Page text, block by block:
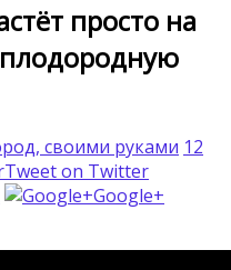
просто на
плодородную
своими руками 12
Tweet on Twitter
Google+